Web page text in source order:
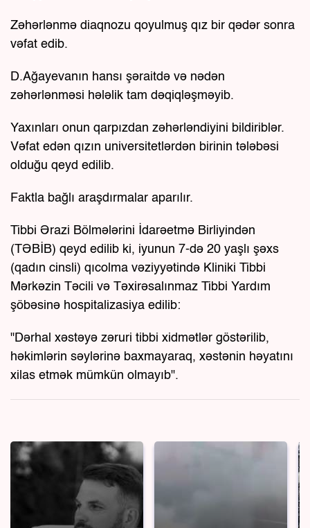
Zəhərlənmə diaqnozu qoyulmuş qız bir qədər sonra
vəfat edib.
D.Ağayevanın hansı şəraitdə və nədən
zəhərlənməsi hələlik tam dəqiqləşməyib.
Yaxınları onun qarpızdan zəhərləndiyini bildiriblər.
Vəfat edən qızın universitetlərdən birinin tələbəsi
olduğu qeyd edilib.
Faktla bağlı araşdırmalar aparılır.
Tibbi Ərazi Bölmələrini İdarəetmə Birliyindən
(TƏBİB) qeyd edilib ki, iyunun 7-də 20 yaşlı şəxs
(qadın cinsli) qıcolma vəziyyətində Kliniki Tibbi
Mərkəzin Təcili və Təxirəsalınmaz Tibbi Yardım
şöbəsinə hospitalizasiya edilib:
"Dərhal xəstəyə zəruri tibbi xidmətlər göstərilib,
həkimlərin səylərinə baxmayaraq, xəstənin həyatını
xilas etmək mümkün olmayıb".